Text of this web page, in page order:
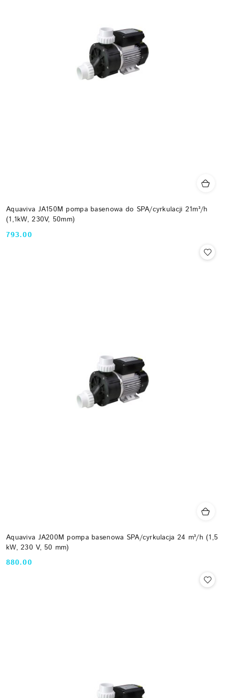
Aquaviva JA150M pompa basenowa do SPA/cyrkulacji 21m³/h
(1,1kW, 230V, 50mm)
Cena:
793.00
Aquaviva JA200M pompa basenowa SPA/cyrkulacja 24 m³/h (1,5
kW, 230 V, 50 mm)
Cena:
880.00